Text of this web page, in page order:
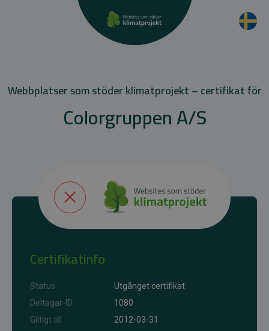
Webbplatser som stöder klimatprojekt – certifikat för
Colorgruppen A/S
Certifikatinfo
Status
Utgånget certifikat
Deltagar-ID
1080
Giltigt till
2012-03-31